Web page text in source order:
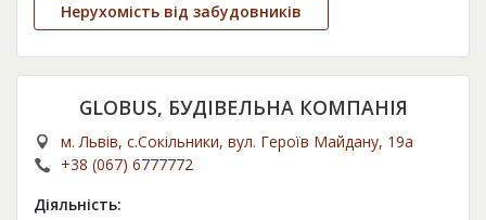
Нерухомість від забудовників
GLOBUS, БУДІВЕЛЬНА КОМПАНІЯ
м. Львів, c.Сокільники, вул. Героїв Майдану, 19а
+38 (067) 6777772
Діяльність: